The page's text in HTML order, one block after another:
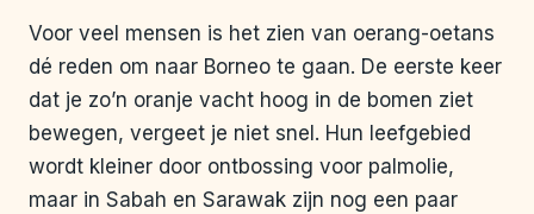
Voor veel mensen is het zien van oerang-oetans
dé reden om naar Borneo te gaan. De eerste keer
dat je zo’n oranje vacht hoog in de bomen ziet
bewegen, vergeet je niet snel. Hun leefgebied
wordt kleiner door ontbossing voor palmolie,
maar in Sabah en Sarawak zijn nog een paar